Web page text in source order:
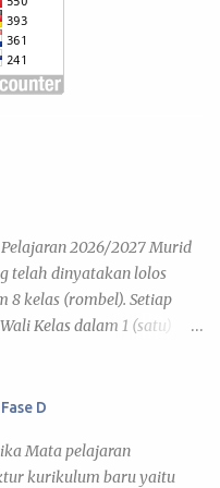
2026/2027 Murid
telah dinyatakan lolos
8 kelas (rombel). Setiap
Kelas dalam 1 (satu)
Di bawah ini daftar
7 B 7 C 7 D 7 E 7 F 7 G 7
Umi Barokatun, S.Pd. No
D
Mata pelajaran
kurikulum baru yaitu